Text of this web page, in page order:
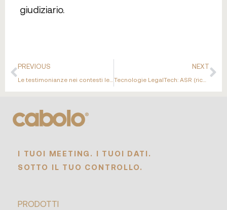
giudiziario.
PREVIOUS NEXT
Tecnologie LegalTech: ASR (riconoscimento automatico del parlato) e privacy
I TUOI MEETING. I TUOI DATI.
SOTTO IL TUO CONTROLLO.
PRODOTTI